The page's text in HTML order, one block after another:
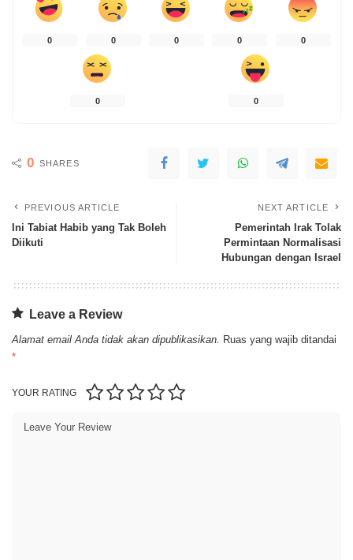
0 0 0 0 0
0 0
0 SHARES
PREVIOUS ARTICLE
Ini Tabiat Habib yang Tak Boleh
Diikuti
NEXT ARTICLE
Pemerintah Irak Tolak
Permintaan Normalisasi
Hubungan dengan Israel
Leave a Review
Alamat email Anda tidak akan dipublikasikan. Ruas yang wajib ditandai
*
YOUR RATING